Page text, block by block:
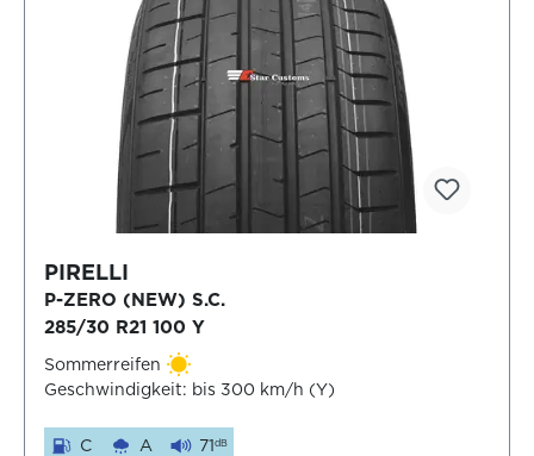
PIRELLI
P-ZERO (NEW) S.C.
285/30 R21 100 Y
Sommerreifen
Geschwindigkeit: bis 300 km/h (Y)
C A 71dB